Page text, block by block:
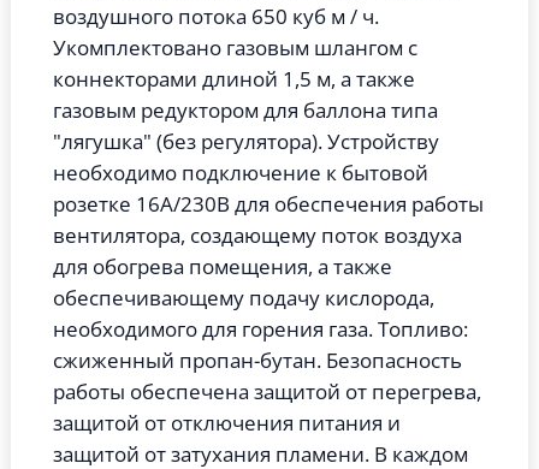
воздушного потока 650 куб м / ч.
Укомплектовано газовым шлангом с
коннекторами длиной 1,5 м, а также
газовым редуктором для баллона типа
"лягушка" (без регулятора). Устройству
необходимо подключение к бытовой
розетке 16А/230В для обеспечения работы
вентилятора, создающему поток воздуха
для обогрева помещения, а также
обеспечивающему подачу кислорода,
необходимого для горения газа. Топливо:
сжиженный пропан-бутан. Безопасность
работы обеспечена защитой от перегрева,
защитой от отключения питания и
защитой от затухания пламени. В каждом